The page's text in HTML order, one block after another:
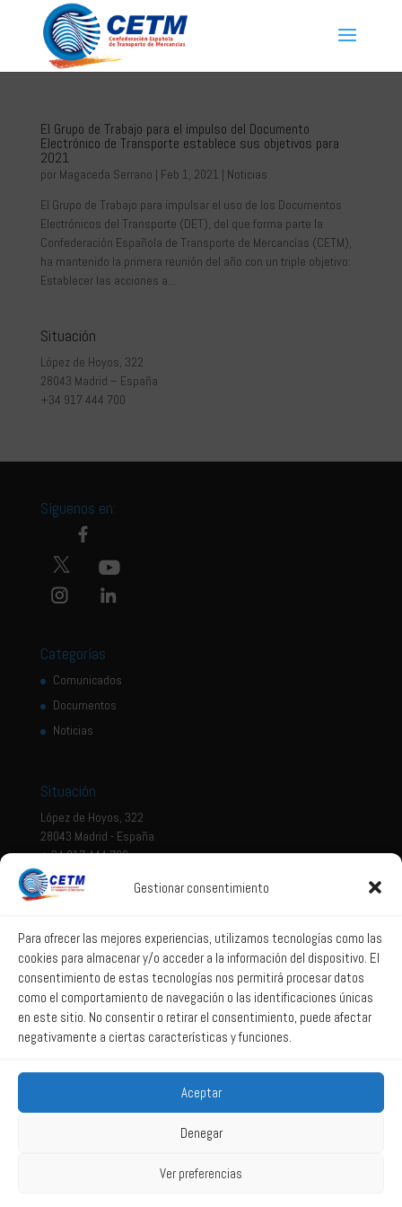
Gestionar consentimiento
Para ofrecer las mejores experiencias, utilizamos tecnologías como las
cookies para almacenar y/o acceder a la información del dispositivo. El
consentimiento de estas tecnologías nos permitirá procesar datos
como el comportamiento de navegación o las identificaciones únicas
en este sitio. No consentir o retirar el consentimiento, puede afectar
negativamente a ciertas características y funciones.
Aceptar
Denegar
Ver preferencias
El Grupo de Trabajo para el impulso del Documento
Electrónico de Transporte establece sus objetivos para
2021
por Magaceda Serrano | Feb 1, 2021 | Noticias
El Grupo de Trabajo para impulsar el uso de los Documentos
Electrónicos del Transporte (DET), del que forma parte la
Confederación Española de Transporte de Mercancías (CETM),
ha mantenido la primera reunión del año con un triple objetivo:
Establecer las acciones a...
Situación
López de Hoyos, 322
28043 Madrid – España
+34 917 444 700
Síguenos en:
Categorías
Comunicados
Documentos
Noticias
Situación
López de Hoyos, 322
28043 Madrid - España
+ 34 917 444 700
Aviso legal
Política de privacidad
Política de Sistema Interno de Información
Política de Cookies
Correo web